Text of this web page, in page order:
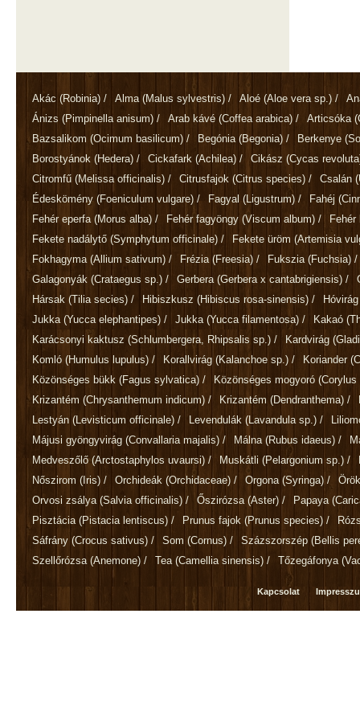
Akác (Robinia) / Alma (Malus sylvestris) / Aloé (Aloe vera sp.) /
Ánizs (Pimpinella anisum) / Arab kávé (Coffea arabica) / Articsóka
Bazsalikom (Ocimum basilicum) / Begónia (Begonia) / Berkenye
Borostyánok (Hedera) / Cickafark (Achilea) / Cikász (Cycas
Citromfű (Melissa officinalis) / Citrusfajok (Citrus species) / Csalán
Édeskömény (Foeniculum vulgare) / Fagyal (Ligustrum) / Fahéj
Fehér eperfa (Morus alba) / Fehér fagyöngy (Viscum album) /
Fekete nadálytő (Symphytum officinale) / Fekete üröm (Artemisia
Fokhagyma (Allium sativum) / Frézia (Freesia) / Fukszia (Fuchsia) /
Galagonyák (Crataegus sp.) / Gerbera (Gerbera x cantabrigiensis) /
Hársak (Tilia secies) / Hibiszkusz (Hibiscus rosa-sinensis) /
Jukka (Yucca elephantipes) / Jukka (Yucca filamentosa) / Kakaó
Karácsonyi kaktusz (Schlumbergera, Rhipsalis sp.) / Kardvirág
Komló (Humulus lupulus) / Korallvirág (Kalanchoe sp.) / Koriander
Közönséges bükk (Fagus sylvatica) / Közönséges mogyoró (Corylus
Krizantém (Chrysanthemum indicum) / Krizantém (Dendranthema) /
Lestyán (Levisticum officinale) / Levendulák (Lavandula sp.) /
Májusi gyöngyvirág (Convallaria majalis) / Málna (Rubus idaeus) /
Medveszőlő(Arctostaphylos uvaursi) / Muskátli (Pelargonium sp.) /
Nőszirom (Iris) / Orchideák (Orchidaceae) / Orgona (Syringa) /
Orvosi zsálya (Salvia officinalis) / Őszirózsa (Aster) / Papaya
Pisztácia (Pistacia lentiscus) / Prunus fajok (Prunus species) /
Sáfrány (Crocus sativus) / Som (Cornus) / Százszorszép (Bellis
Szellőrózsa (Anemone) / Tea (Camellia sinensis) / Tőzegáfonya
Kapcsolat